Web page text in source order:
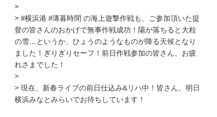
>
> #横浜港 #薄暮時間 の海上遊撃作戦も、ご参加頂いた提
督の皆さんのおかげで無事作戦成功！陽が落ちると大粒
の雪…というか、ひょうのようなものが降る天候となり
ました！ぎりぎりセーフ！前日作戦参加の皆さん、お疲
れさまでした！
>
> 現在、新春ライブの前日仕込み&リハ中！皆さん、明日
横浜みなとみらいでお待ちしています！